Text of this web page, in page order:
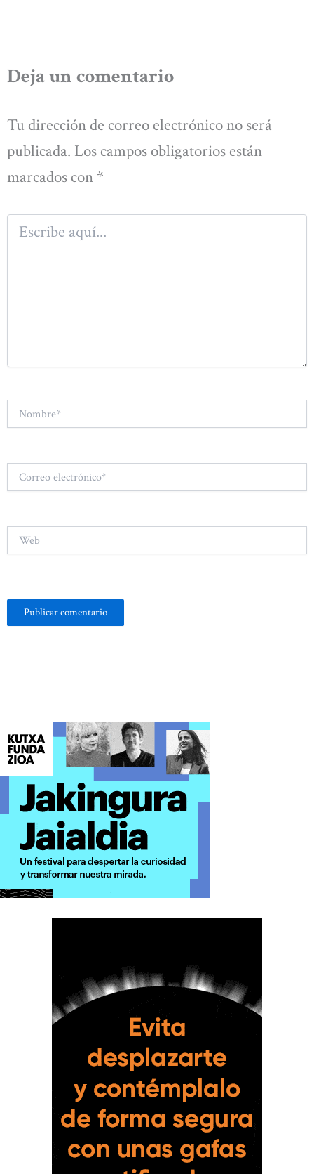
Deja un comentario
Tu dirección de correo electrónico no será
publicada. Los campos obligatorios están
marcados con *
Escribe
aquí...
electrónico*